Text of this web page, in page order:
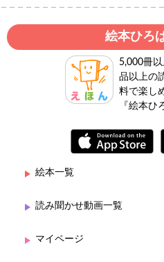
絵本ひろ
5,000冊
品以上の
料で楽し
『絵本ひ
絵本一覧
読み聞かせ動画一覧
マイページ